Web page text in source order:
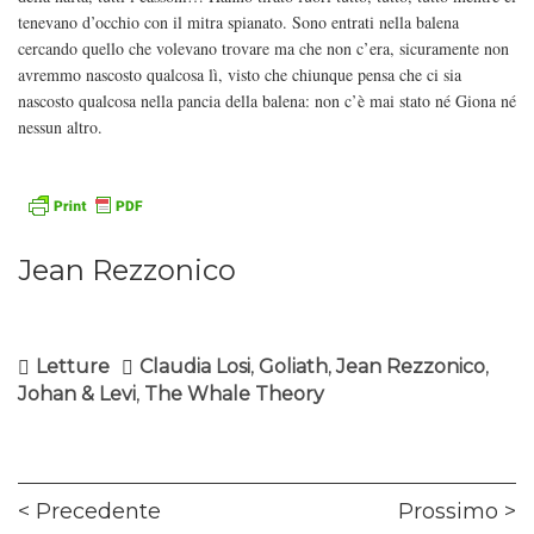
tenevano d’occhio con il mitra spianato. Sono entrati nella balena
cercando quello che volevano trovare ma che non c’era, sicuramente non
avremmo nascosto qualcosa lì, visto che chiunque pensa che ci sia
nascosto qualcosa nella pancia della balena: non c’è mai stato né Giona né
nessun altro.
Jean Rezzonico
Letture Claudia Losi, Goliath, Jean Rezzonico,
Johan & Levi, The Whale Theory
Navigazione
Precedente Prossimo